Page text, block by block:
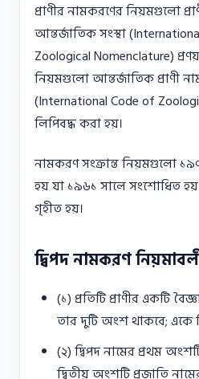
প্রাণীর নামকরণের নিয়মগুলাে
আন্তর্জাতিক সংস্থা
Zoological Nomenclature)
নিয়মগুলো আন্তর্জাতিক প্রাণী
(International Code of
লিপিবদ্ধ করা হয়।
নামকরণ সংক্রান্ত নিয়মগুলাে
হয় যা ১৯৬১ সালে সংশােধিত হয়
গৃহীত হয়।
দ্বিপদ নামকরণ
(১) প্রতিটি প্রাণীর একটি
তার দুটি অংশ থাকবে; একে
(২) দ্বিপদ নামের প্রথম
দ্বিতীয় অংশটি প্রজাতি